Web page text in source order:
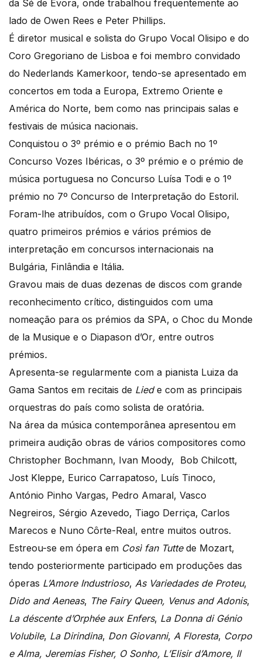
da Sé de Évora, onde trabalhou frequentemente ao
lado de Owen Rees e Peter Phillips.
É diretor musical e solista do Grupo Vocal Olisipo e do
Coro Gregoriano de Lisboa e foi membro convidado
do Nederlands Kamerkoor, tendo-se apresentado em
concertos em toda a Europa, Extremo Oriente e
América do Norte, bem como nas principais salas e
festivais de música nacionais.
Conquistou o 3º prémio e o prémio Bach no 1º
Concurso Vozes Ibéricas, o 3º prémio e o prémio de
música portuguesa no Concurso Luísa Todi e o 1º
prémio no 7º Concurso de Interpretação do Estoril.
Foram-lhe atribuídos, com o Grupo Vocal Olisipo,
quatro primeiros prémios e vários prémios de
interpretação em concursos internacionais na
Bulgária, Finlândia e Itália.
Gravou mais de duas dezenas de discos com grande
reconhecimento crítico, distinguidos com uma
nomeação para os prémios da SPA, o Choc du Monde
de la Musique e o Diapason d’Or, entre outros
prémios.
Apresenta-se regularmente com a pianista Luiza da
Gama Santos em recitais de Liede com as principais
orquestras do país como solista de oratória.
Na área da música contemporânea apresentou em
primeira audição obras de vários compositores como
Christopher Bochmann, Ivan Moody, Bob Chilcott,
Jost Kleppe, Eurico Carrapatoso, Luís Tinoco,
António Pinho Vargas, Pedro Amaral, Vasco
Negreiros, Sérgio Azevedo, Tiago Derriça, Carlos
Marecos e Nuno Côrte-Real, entre muitos outros.
Estreou-se em ópera em Così fan Tuttede Mozart,
tendo posteriormente participado em produções das
óperas L’Amore Industrioso, As Variedades de Proteu,
Dido and Aeneas, The Fairy Queen, Venus and Adonis,
La déscente d’Orphée aux Enfers, La Donna di Génio
Volubile, La Dirindina, Don Giovanni, A Floresta, Corpo
e Alma, Jeremias Fisher, O Sonho, L’Elisir d’Amore, Il